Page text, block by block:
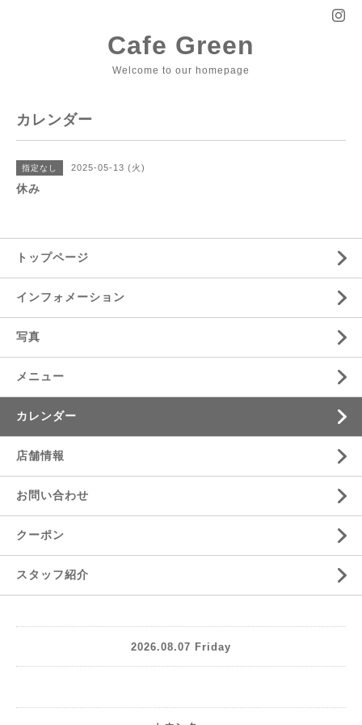
Cafe Green
Welcome to our homepage
カレンダー
指定なし 2025-05-13 (火)
休み
トップページ
インフォメーション
写真
メニュー
カレンダー
店舗情報
お問い合わせ
クーポン
スタッフ紹介
2026.08.07 Friday